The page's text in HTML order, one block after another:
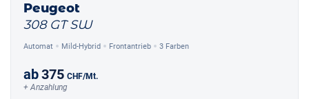
Peugeot
308 GT SW
Automat Mild-Hybrid Frontantrieb 3 Farben
ab375 CHF/Mt.
+ Anzahlung